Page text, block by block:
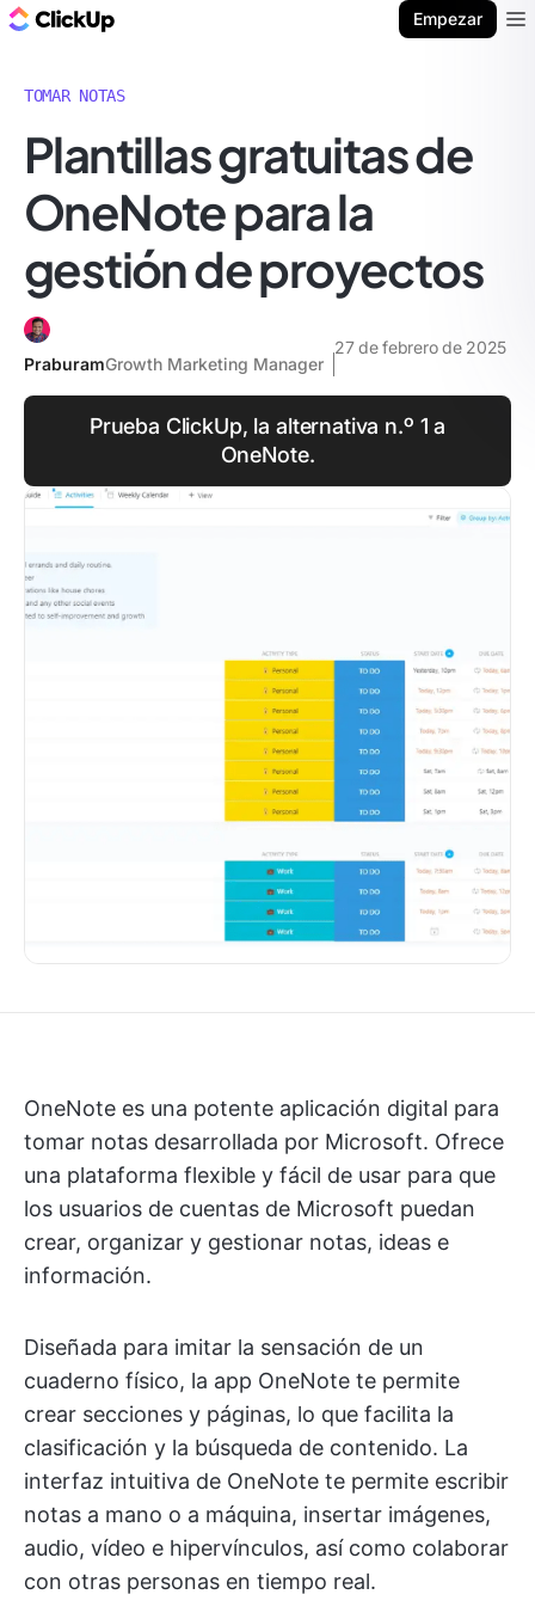
Empezar
TOMAR NOTAS
Plantillas gratuitas de
OneNote para la
gestión de proyectos
PraburamGrowth Marketing Manager
27 de febrero de 2025
Prueba ClickUp, la alternativa n.º 1 a
OneNote.
OneNote es una potente aplicación digital para
tomar notas desarrollada por Microsoft. Ofrece
una plataforma flexible y fácil de usar para que
los usuarios de cuentas de Microsoft puedan
crear, organizar y gestionar notas, ideas e
información.
Diseñada para imitar la sensación de un
cuaderno físico, la app OneNote te permite
crear secciones y páginas, lo que facilita la
clasificación y la búsqueda de contenido. La
interfaz intuitiva de OneNote te permite escribir
notas a mano o a máquina, insertar imágenes,
audio, vídeo e hipervínculos, así como colaborar
con otras personas en tiempo real.